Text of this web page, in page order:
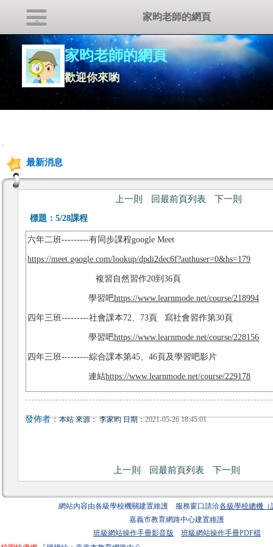
家昀老師的網頁
歡迎你來喲
:::
最新消息
上一則 回最前頁列表 下一則
標題：5/28課程
六年二班---------有同步課程google Meet
https://meet.google.com/lookup/dpdi2dec6f?authuser=0&hs=179
複習自然習作20到36頁
學習吧https://www.learnmode.net/course/218994
四年三班---------社會課本72、73頁 寫社會習作第30頁
學習吧https://www.learnmode.net/course/228156
四年三班---------綜合課本第45、46頁及學習吧影片
連結https://www.learnmode.net/course/229178
發佈者：本站 來源： 李家昀 日期：2021-05-26 18:45:01
上一則 回最前頁列表 下一則
網站內容由各級學校機關建置維護 服務窗口請洽各級學校總機（
嘉義市教育網路中心建置維護
班級網站操作手冊影音版
班級網站操作手冊PDF檔
家昀老師的網頁